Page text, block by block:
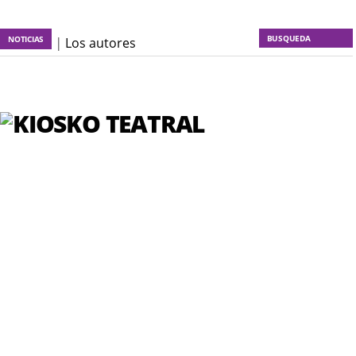
NOTICIASKT :: | Los autores
KT :: |Un poco de locura